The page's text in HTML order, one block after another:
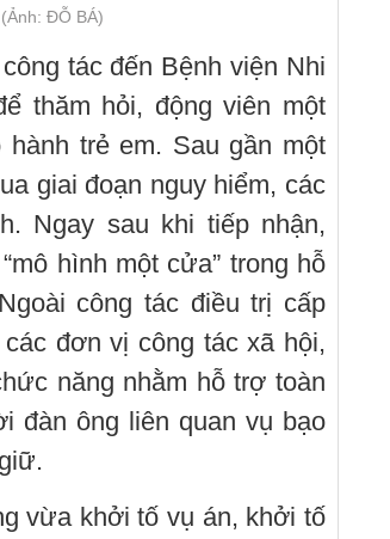
ĐỖ BÁ)
tác đến Bệnh viện Nhi
thăm hỏi, động viên một
trẻ em. Sau gần một
giai đoạn nguy hiểm, các
Ngay sau khi tiếp nhận,
hình một cửa” trong hỗ
công tác điều trị cấp
đơn vị công tác xã hội,
năng nhằm hỗ trợ toàn
đàn ông liên quan vụ bạo
vừa khởi tố vụ án, khởi tố